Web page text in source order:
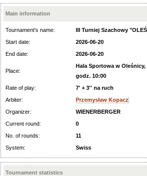
Main information
Tournament's name:
III Turniej Szachowy
Start date:
2026-06-20
End date:
2026-06-20
Place:
Hala Sportowa w
godz. 10:00
Rate of play:
7' + 3'' na ruch
Arbiter:
Przemysław Kopacz
Organizer:
WIENERBERGER
Current round:
0
No. of rounds:
11
System:
Swiss
Tournament statistics